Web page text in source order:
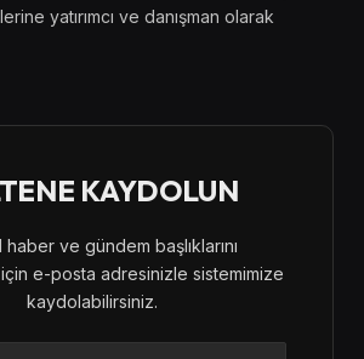
yatırımcı ve danışman olarak
KAYDOLUN
haber ve gündem başlıklarını
için e-posta adresinizle sistemimize
kaydolabilirsiniz.